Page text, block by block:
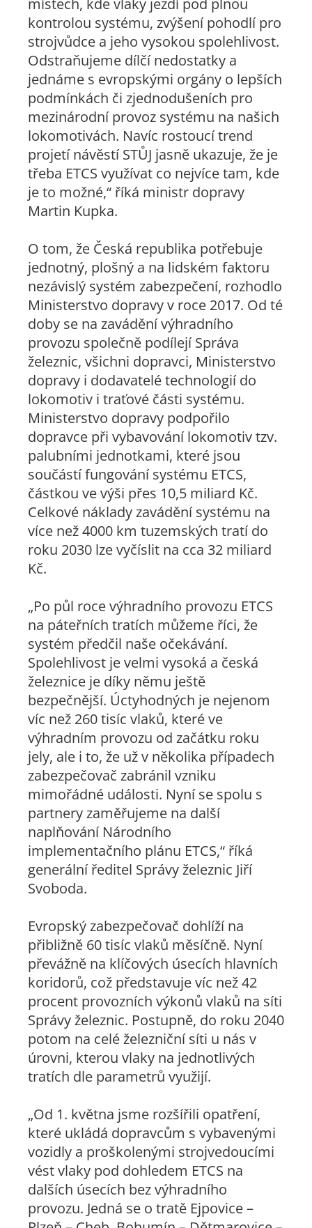
kontrolou systému, zvýšení pohodlí pro
strojvůdce a jeho vysokou spolehlivost.
Odstraňujeme dílčí nedostatky a
jednáme s evropskými orgány o lepších
podmínkách či zjednodušeních pro
mezinárodní provoz systému na našich
lokomotivách. Navíc rostoucí trend
projetí návěstí STŮJ jasně ukazuje, že je
třeba ETCS využívat co nejvíce tam, kde
je to možné,“ říká ministr dopravy
Martin Kupka.
O tom, že Česká republika potřebuje
jednotný, plošný a na lidském faktoru
nezávislý systém zabezpečení, rozhodlo
Ministerstvo dopravy v roce 2017. Od té
doby se na zavádění výhradního
provozu společně podílejí Správa
železnic, všichni dopravci, Ministerstvo
dopravy i dodavatelé technologií do
lokomotiv i traťové části systému.
Ministerstvo dopravy podpořilo
dopravce při vybavování lokomotiv tzv.
palubními jednotkami, které jsou
součástí fungování systému ETCS,
částkou ve výši přes 10,5 miliard Kč.
Celkové náklady zavádění systému na
více než 4000 km tuzemských tratí do
roku 2030 lze vyčíslit na cca 32 miliard
Kč.
„Po půl roce výhradního provozu ETCS
na páteřních tratích můžeme říci, že
systém předčil naše očekávání.
Spolehlivost je velmi vysoká a česká
železnice je díky němu ještě
bezpečnější. Úctyhodných je nejenom
víc než 260 tisíc vlaků, které ve
výhradním provozu od začátku roku
jely, ale i to, že už v několika případech
zabezpečovač zabránil vzniku
mimořádné události. Nyní se spolu s
partnery zaměřujeme na další
naplňování Národního
implementačního plánu ETCS,“ říká
generální ředitel Správy železnic Jiří
Svoboda.
Evropský zabezpečovač dohlíží na
přibližně 60 tisíc vlaků měsíčně. Nyní
převážně na klíčových úsecích hlavních
koridorů, což představuje víc než 42
procent provozních výkonů vlaků na síti
Správy železnic. Postupně, do roku 2040
potom na celé železniční síti u nás v
úrovni, kterou vlaky na jednotlivých
tratích dle parametrů využijí.
„Od 1. května jsme rozšířili opatření,
které ukládá dopravcům s vybavenými
vozidly a proškolenými strojvedoucími
vést vlaky pod dohledem ETCS na
dalších úsecích bez výhradního
provozu. Jedná se o tratě Ejpovice –